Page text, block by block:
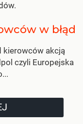
w błąd
kierowców akcją
czyli Europejska